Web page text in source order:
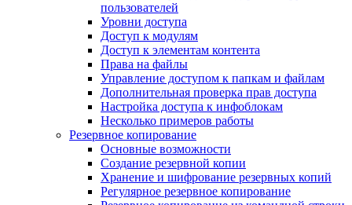
пользователей
Уровни доступа
Доступ к модулям
Доступ к элементам контента
Права на файлы
Управление доступом к папкам и файлам
Дополнительная проверка прав доступа
Настройка доступа к инфоблокам
Несколько примеров работы
Резервное копирование
Основные возможности
Создание резервной копии
Хранение и шифрование резервных копий
Регулярное резервное копирование